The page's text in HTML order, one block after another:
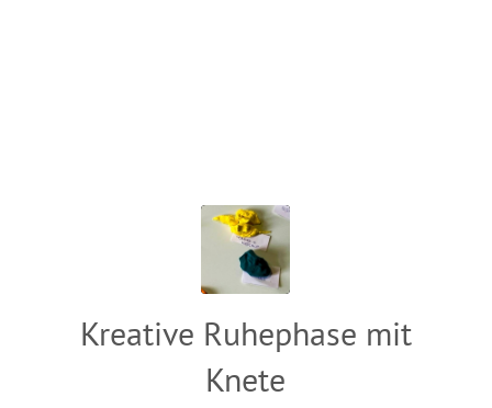
Kreative Ruhephase mit
Knete